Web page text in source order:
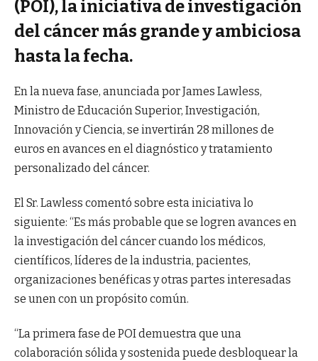
(POI), la iniciativa de investigación
del cáncer más grande y ambiciosa
hasta la fecha.
En la nueva fase, anunciada por James Lawless,
Ministro de Educación Superior, Investigación,
Innovación y Ciencia, se invertirán 28 millones de
euros en avances en el diagnóstico y tratamiento
personalizado del cáncer.
El Sr. Lawless comentó sobre esta iniciativa lo
siguiente: “Es más probable que se logren avances en
la investigación del cáncer cuando los médicos,
científicos, líderes de la industria, pacientes,
organizaciones benéficas y otras partes interesadas
se unen con un propósito común.
“La primera fase de POI demuestra que una
colaboración sólida y sostenida puede desbloquear la